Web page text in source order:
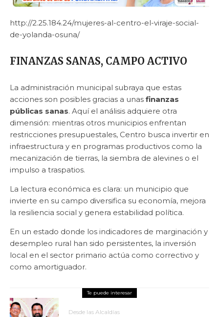
http://2.25.184.24/mujeres-al-centro-el-viraje-social-
de-yolanda-osuna/
FINANZAS SANAS, CAMPO ACTIVO
La administración municipal subraya que estas
acciones son posibles gracias a unas finanzas
públicas sanas. Aquí el análisis adquiere otra
dimensión: mientras otros municipios enfrentan
restricciones presupuestales, Centro busca invertir en
infraestructura y en programas productivos como la
mecanización de tierras, la siembra de alevines o el
impulso a traspatios.
La lectura económica es clara: un municipio que
invierte en su campo diversifica su economía, mejora
la resiliencia social y genera estabilidad política.
En un estado donde los indicadores de marginación y
desempleo rural han sido persistentes, la inversión
local en el sector primario actúa como correctivo y
como amortiguador.
Desde las Alcaldías